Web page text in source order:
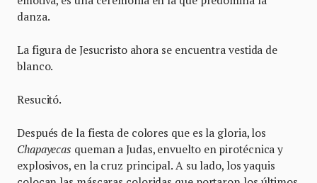
danza.
La figura de Jesucristo ahora se encuentra vestida de
blanco.
Resucitó.
Después de la fiesta de colores que es la gloria, los
Chapayecas queman a Judas, envuelto en pirotécnica y
explosivos, en la cruz principal. A su lado, los yaquis